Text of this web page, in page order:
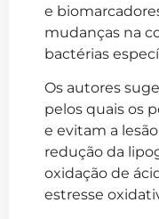
e
mudanças na
bactérias
Os autores
pelos quais os
e evitam a
redução da
oxidação de
estresse